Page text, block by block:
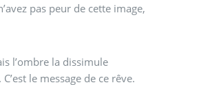
pas peur de cette image,
l’ombre la dissimule
le message de ce rêve.